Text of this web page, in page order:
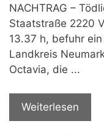
NACHTRAG –
Staatstraße 2220
13.37 h, befuhr
Landkreis
Octavia, die ...
Weiterlesen